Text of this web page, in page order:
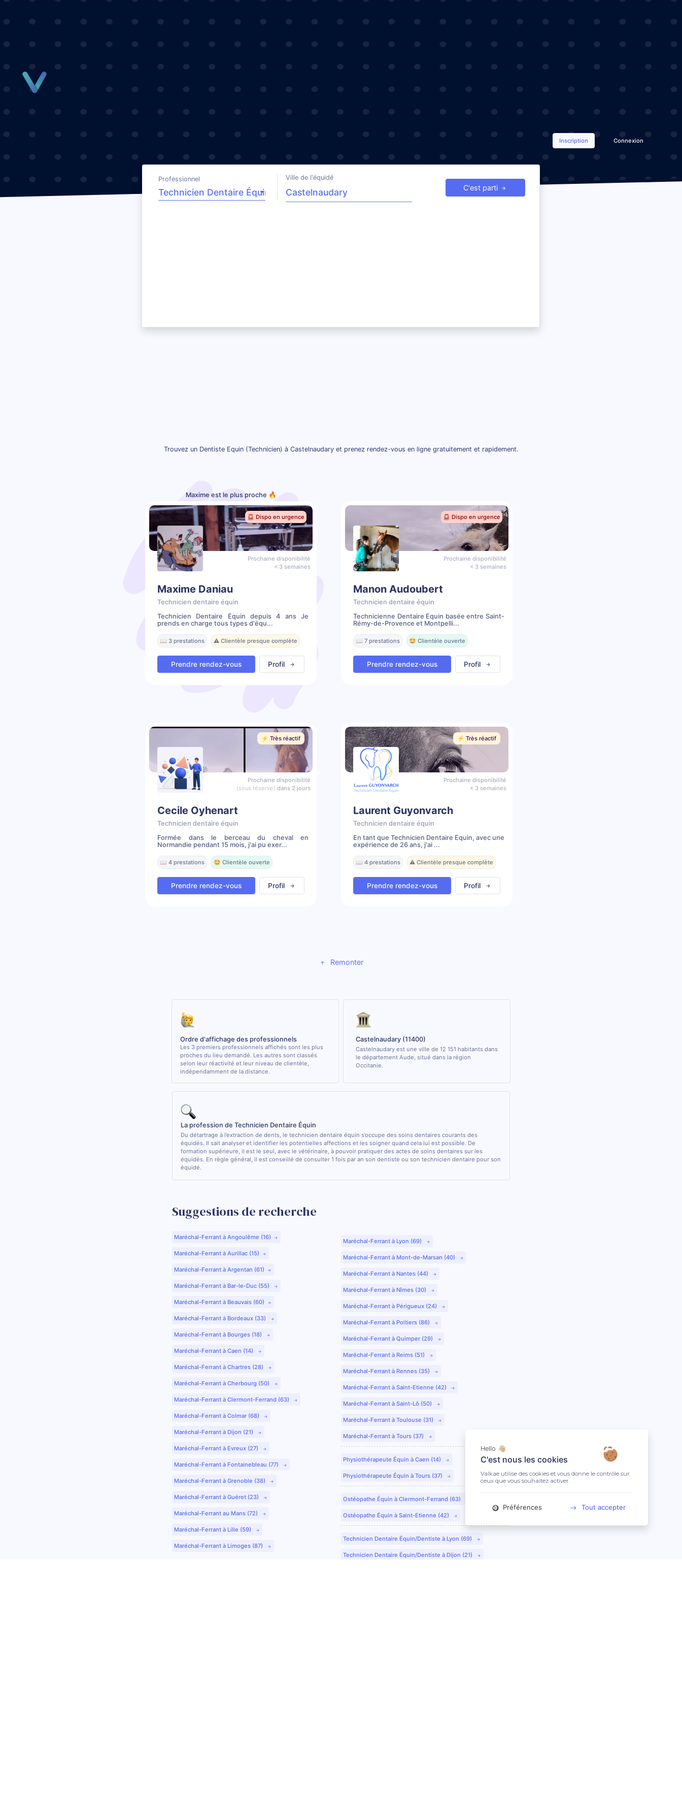
Inscription Connexion
Professionnel Ville de l'équidé
C'est parti
Trouvez un Dentiste Equin (Technicien) à Castelnaudary et prenez rendez-vous en ligne gratuitement et rapidement.
Maxime est le plus proche 🔥
🚨 Dispo en urgence
Prochaine disponibilité
< 3 semaines
Maxime Daniau
Technicien dentaire équin
Technicien Dentaire Équin depuis 4 ans Je
prends en charge tous types d'équ...
📖 3 prestations ⚠️ Clientèle presque complète
Prendre rendez-vous Profil
🚨 Dispo en urgence
Prochaine disponibilité
< 3 semaines
Manon Audoubert
Technicien dentaire équin
Technicienne Dentaire Équin basée entre Saint-
Rémy-de-Provence et Montpelli...
📖 7 prestations 🤩 Clientèle ouverte
Prendre rendez-vous Profil
⚡️ Très réactif
Prochaine disponibilité
(sous réserve) dans 2 jours
Cecile Oyhenart
Technicien dentaire équin
Formée dans le berceau du cheval en
Normandie pendant 15 mois, j'ai pu exer...
📖 4 prestations 🤩 Clientèle ouverte
Prendre rendez-vous Profil
⚡️ Très réactif
Prochaine disponibilité
< 3 semaines
Laurent Guyonvarch
Technicien dentaire équin
En tant que Technicien Dentaire Équin, avec une
expérience de 26 ans, j'ai ...
📖 4 prestations ⚠️ Clientèle presque complète
Prendre rendez-vous Profil
Remonter
Ordre d'affichage des professionnels
Les 3 premiers professionnels affichés sont les plus
proches du lieu demandé. Les autres sont classés
selon leur réactivité et leur niveau de clientèle,
indépendamment de la distance.
Castelnaudary (11400)
Castelnaudary est une ville de 12 151 habitants dans
le département Aude, situé dans la région
Occitanie.
La profession de Technicien Dentaire Équin
Du détartrage à l’extraction de dents, le technicien dentaire équin s’occupe des soins dentaires courants des
équidés. Il sait analyser et identifier les potentielles affections et les soigner quand cela lui est possible. De
formation supérieure, il est le seul, avec le vétérinaire, à pouvoir pratiquer des actes de soins dentaires sur les
équidés. En règle général, il est conseillé de consulter 1 fois par an son dentiste ou son technicien dentaire pour son
équidé.
Suggestions de recherche
Maréchal-Ferrant à Angoulême (16)
Maréchal-Ferrant à Aurillac (15)
Maréchal-Ferrant à Argentan (61)
Maréchal-Ferrant à Bar-le-Duc (55)
Maréchal-Ferrant à Beauvais (60)
Maréchal-Ferrant à Bordeaux (33)
Maréchal-Ferrant à Bourges (18)
Maréchal-Ferrant à Caen (14)
Maréchal-Ferrant à Chartres (28)
Maréchal-Ferrant à Cherbourg (50)
Maréchal-Ferrant à Clermont-Ferrand (63)
Maréchal-Ferrant à Colmar (68)
Maréchal-Ferrant à Dijon (21)
Maréchal-Ferrant à Evreux (27)
Maréchal-Ferrant à Fontainebleau (77)
Maréchal-Ferrant à Grenoble (38)
Maréchal-Ferrant à Guéret (23)
Maréchal-Ferrant au Mans (72)
Maréchal-Ferrant à Lille (59)
Maréchal-Ferrant à Limoges (87)
Maréchal-Ferrant à Lyon (69)
Maréchal-Ferrant à Mont-de-Marsan (40)
Maréchal-Ferrant à Nantes (44)
Maréchal-Ferrant à Nîmes (30)
Maréchal-Ferrant à Périgueux (24)
Maréchal-Ferrant à Poitiers (86)
Maréchal-Ferrant à Quimper (29)
Maréchal-Ferrant à Reims (51)
Maréchal-Ferrant à Rennes (35)
Maréchal-Ferrant à Saint-Etienne (42)
Maréchal-Ferrant à Saint-Lô (50)
Maréchal-Ferrant à Toulouse (31)
Maréchal-Ferrant à Tours (37)
Physiothérapeute Équin à Caen (14)
Physiothérapeute Équin à Tours (37)
Ostéopathe Équin à Clermont-Ferrand (63)
Ostéopathe Équin à Saint-Etienne (42)
Technicien Dentaire Équin/Dentiste à Lyon (69)
Technicien Dentaire Équin/Dentiste à Dijon (21)
Hello 👋🏼
C'est nous les cookies
Valkae utilise des cookies et vous donne le contrôle sur
ceux que vous souhaitez activer.
Préférences Tout accepter